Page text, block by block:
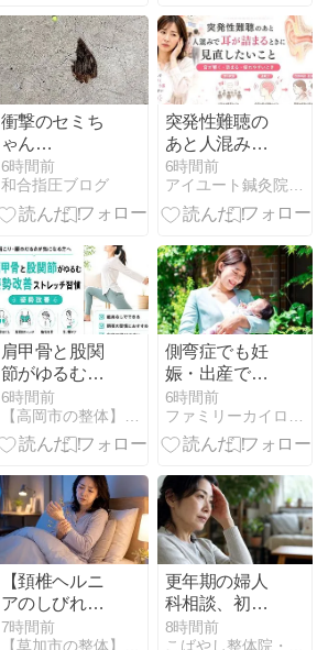
衝撃のセミち
ゃん…
6時間前
和合指圧ブログ
突発性難聴の
あと人混みで
耳が詰まると
きに見直した
いこと
6時間前
アイユート鍼灸院・名寄本院
肩甲骨と股関
節がゆるむ姿
勢改善ストレ
ッチ習慣
6時間前
側弯症でも妊
娠・出産でき
る？院長の臨
床経験をシェ
ア
6時間前
【頚椎ヘルニ
アのしびれ範
囲でわかる危
7時間前
更年期の婦人
科相談、初診
前に知るべき
8時間前